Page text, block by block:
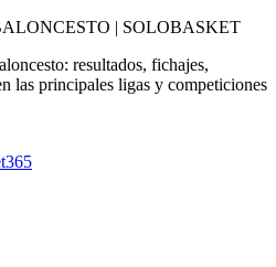
| SOLOBASKET
resultados, fichajes,
las principales ligas y competiciones